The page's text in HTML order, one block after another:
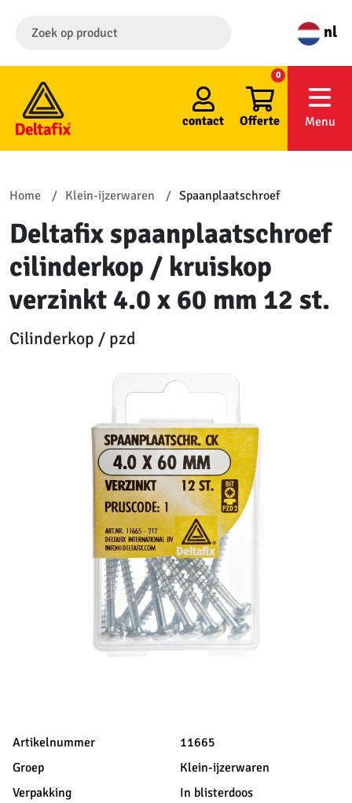
nl
contact Offerte
0
Menu
Home Klein-ijzerwaren Spaanplaatschroef
Deltafix spaanplaatschroef
cilinderkop / kruiskop
verzinkt 4.0 x 60 mm 12 st.
Cilinderkop / pzd
Artikelnummer
11665
Groep
Klein-ijzerwaren
Verpakking
In blisterdoos